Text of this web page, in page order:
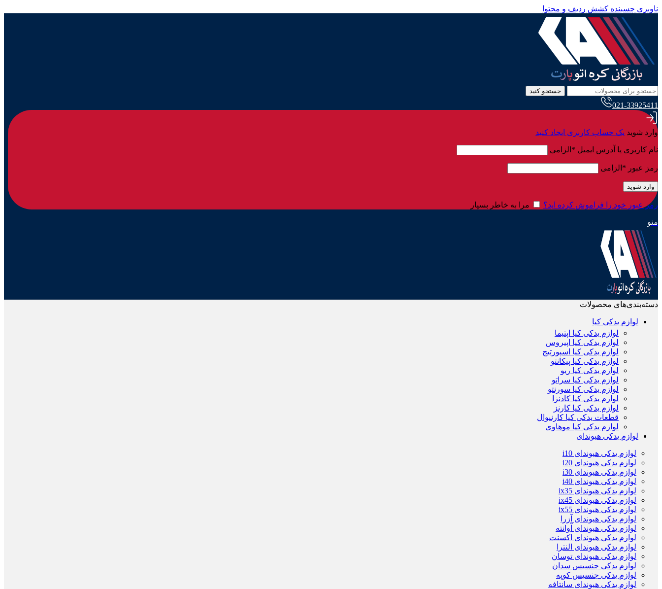
ناوبری چسبنده کشش ردیف و محتوا
جستجو کنید
021-33925411
وارد شوید یک حساب کاربری ایجاد کنید
نام کاربری یا آدرس ایمیل * الزامی
رمز عبور * الزامی
وارد شوید
رمز عبور خود را فراموش کرده اید؟ مرا به خاطر بسپار
منو
دسته‌بندی‌های محصولات
لوازم یدکی کیا
لوازم یدکی کیا اپتیما
لوازم یدکی کیا اپیروس
لوازم یدکی کیا اسپورتیج
لوازم یدکی کیا پیکانتو
لوازم یدکی کیا ریو
لوازم یدکی کیا سراتو
لوازم یدکی کیا سورنتو
لوازم یدکی کیا کادنزا
لوازم یدکی کیا کارنز
قطعات یدکی کیا کارنیوال
لوازم یدکی کیا موهاوی
لوازم یدکی هیوندای
لوازم یدکی هیوندای i10
لوازم یدکی هیوندای i20
لوازم یدکی هیوندای i30
لوازم یدکی هیوندای i40
لوازم یدکی هیوندای ix35
لوازم یدکی هیوندای ix45
لوازم یدکی هیوندای ix55
لوازم یدکی هیوندای آزرا
لوازم یدکی هیوندای آوانته
لوازم یدکی هیوندای اکسنت
لوازم یدکی هیوندای النترا
لوازم یدکی هیوندای توسان
لوازم یدکی جنسیس سدان
لوازم یدکی جنسیس کوپه
لوازم یدکی هیوندای سانتافه